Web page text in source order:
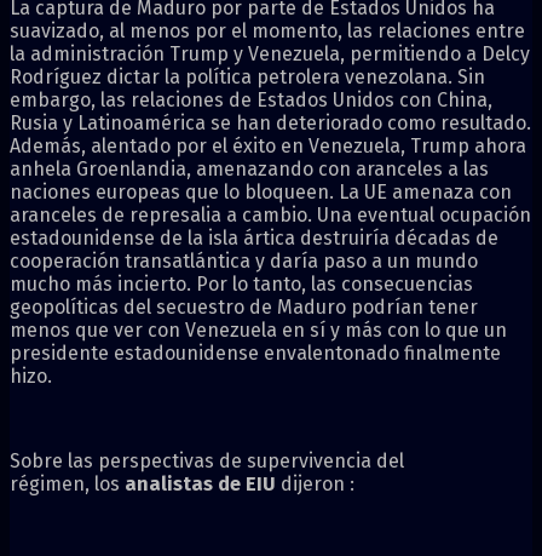
La captura de Maduro por parte de Estados Unidos ha
suavizado, al menos por el momento, las relaciones entre
la administración Trump y Venezuela, permitiendo a Delcy
Rodríguez dictar la política petrolera venezolana. Sin
embargo, las relaciones de Estados Unidos con China,
Rusia y Latinoamérica se han deteriorado como resultado.
Además, alentado por el éxito en Venezuela, Trump ahora
anhela Groenlandia, amenazando con aranceles a las
naciones europeas que lo bloqueen. La UE amenaza con
aranceles de represalia a cambio. Una eventual ocupación
estadounidense de la isla ártica destruiría décadas de
cooperación transatlántica y daría paso a un mundo
mucho más incierto. Por lo tanto, las consecuencias
geopolíticas del secuestro de Maduro podrían tener
menos que ver con Venezuela en sí y más con lo que un
presidente estadounidense envalentonado finalmente
hizo.
Sobre las perspectivas de supervivencia del
régimen, los analistas de EIU dijeron :